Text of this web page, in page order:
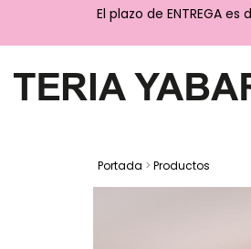
El plazo de ENTREGA es
Portada > Productos